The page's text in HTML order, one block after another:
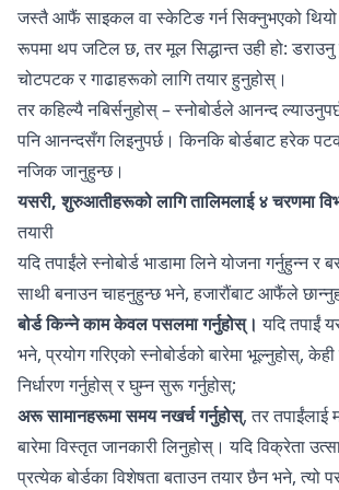
जस्तै आफैं साइकल वा स्केटिङ गर्न सिक्नुभएको थियो।
रूपमा थप जटिल छ, तर मूल सिद्धान्त उही हो: डराउनु
चोटपटक र गाढाहरूको लागि तयार हुनुहोस्।
तर कहिल्यै नबिर्सनुहोस् – स्नोबोर्डले आनन्द
पनि आनन्दसँग लिइनुपर्छ। किनकि बोर्डबाट हरेक पटक
नजिक जानुहुन्छ।
यसरी, शुरुआतीहरूको लागि तालिमलाई ४ चरणमा
तयारी
यदि तपाईंले स्नोबोर्ड भाडामा लिने योजना गर्नुहुन्न
साथी बनाउन चाहनुहुन्छ भने, हजारौंबाट आफैंले
बोर्ड किन्ने काम केवल पसलमा गर्नुहोस्। यदि तपाईं
भने, प्रयोग गरिएको स्नोबोर्डको बारेमा भूल्नुहोस्,
निर्धारण गर्नुहोस् र घुम्न सुरू गर्नुहोस्;
अरू सामानहरूमा समय नखर्च गर्नुहोस्, तर तपाईंलाई
बारेमा विस्तृत जानकारी लिनुहोस्। यदि विक्रेता
प्रत्येक बोर्डका विशेषता बताउन तयार छैन भने, त्यो